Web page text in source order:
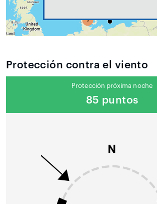
Protección contra el viento
Protección próxima noche
85 puntos
N